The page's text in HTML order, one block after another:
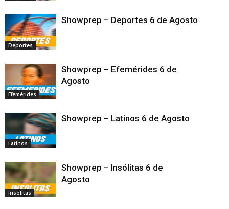
Deportes
Showprep – Deportes 6 de Agosto
Efemérides
Showprep – Efemérides 6 de
Agosto
Latinos
Showprep – Latinos 6 de Agosto
Insólitas
Showprep – Insólitas 6 de
Agosto